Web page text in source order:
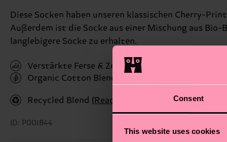
Consent
This website uses cookies
Diese Socken haben unseren klassischen Cherry-
Außerdem ist die Socke aus einer Mischung aus
langlebigere Socke zu erhalten.
Verstärkte Ferse & Zehen
Organic Cotton Blend
Recycled Blend (Read more here)
ID: P001844